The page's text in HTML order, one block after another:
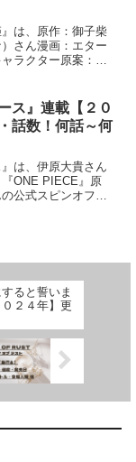
』は、原作：御子柴
さん漫画：エター
ラクター原案：フ
しています
ス』連載【２０
話数！何話～何
』は、伊原大貴さん
ONE PIECE』原
公式スピンオフ）
ると誓いま
２４年】更